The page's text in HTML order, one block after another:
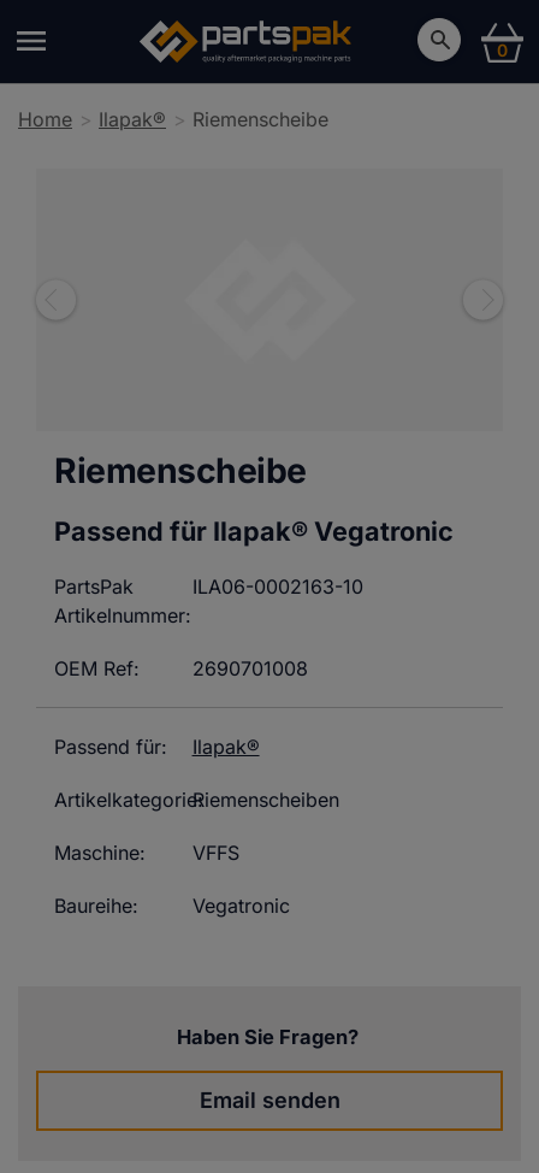
0
Home Ilapak® Riemenscheibe
Riemenscheibe
Passend für Ilapak®Vegatronic
PartsPak
Artikelnummer:
ILA06-0002163-10
OEM Ref: 2690701008
Passend für: Ilapak®
Artikelkategorie:Riemenscheiben
Maschine: VFFS
Baureihe: Vegatronic
Haben Sie Fragen?
Email senden